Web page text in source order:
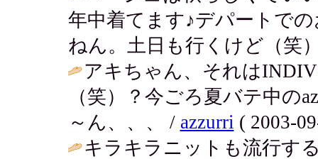
年中着てます♪デパートで
ねん。土日も行くけど（笑
アキちゃん、それは
（笑）？今ごろ夏バテ中の
～ん、、、 / azzurri ( 2003-
キラキラニットも流行す